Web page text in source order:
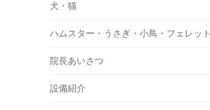
犬・猫
ハムスター・うさぎ・小鳥・フェレット
院長あいさつ
設備紹介